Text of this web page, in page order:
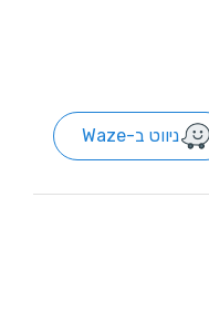
ניווט ב-Waze